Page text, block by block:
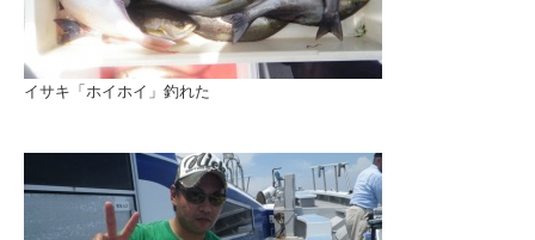
イサキ「ホイホイ」釣れた